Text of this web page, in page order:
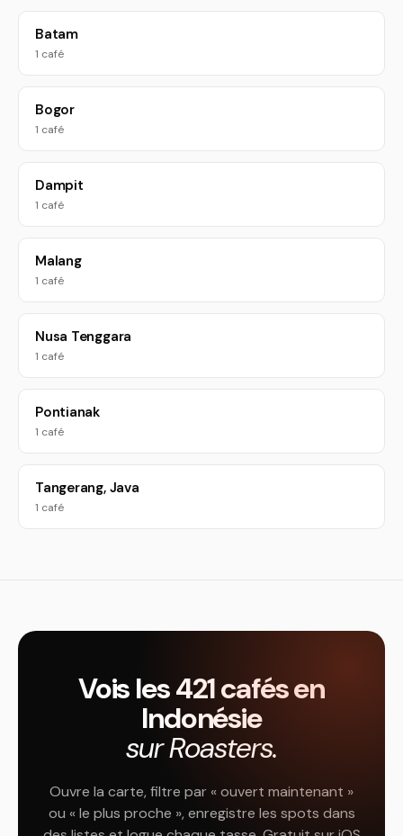
Batam
1 café
Bogor
1 café
Dampit
1 café
Malang
1 café
Nusa Tenggara
1 café
Pontianak
1 café
Tangerang, Java
1 café
Vois les 421 cafés en
Indonésie
sur Roasters.
Ouvre la carte, filtre par « ouvert maintenant »
ou « le plus proche », enregistre les spots dans